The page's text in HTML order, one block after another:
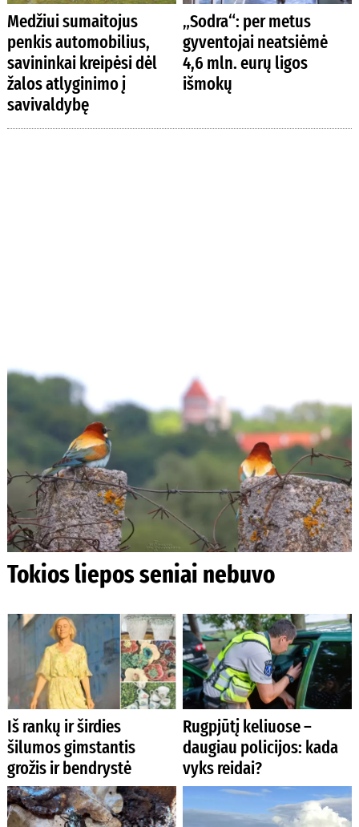
Medžiui sumaitojus
penkis automobilius,
savininkai kreipėsi dėl
žalos atlyginimo į
savivaldybę
„Sodra“: per metus
gyventojai neatsiėmė
4,6 mln. eurų ligos
išmokų
Tokios liepos seniai nebuvo
Iš rankų ir širdies
šilumos gimstantis
grožis ir bendrystė
Rugpjūtį keliuose –
daugiau policijos: kada
vyks reidai?